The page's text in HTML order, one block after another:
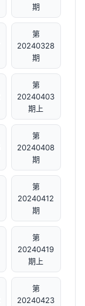
期
第
20240328
期
第
20240403
期上
第
20240408
期
第
20240412
期
第
20240419
期上
第
20240423